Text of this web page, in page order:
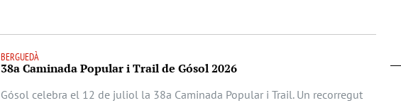
BERGUEDÀ
38a Caminada Popular i Trail de Gósol 2026
Gósol celebra el 12 de juliol la 38a Caminada Popular i Trail. Un recorregut